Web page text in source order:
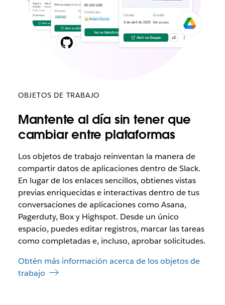
OBJETOS DE TRABAJO
Mantente al día sin tener que
cambiar entre plataformas
Los objetos de trabajo reinventan la manera de
compartir datos de aplicaciones dentro de Slack.
En lugar de los enlaces sencillos, obtienes vistas
previas enriquecidas e interactivas dentro de tus
conversaciones de aplicaciones como Asana,
Pagerduty, Box y Highspot. Desde un único
espacio, puedes editar registros, marcar las tareas
como completadas e, incluso, aprobar solicitudes.
Obtén más información acerca de los objetos de
trabajo